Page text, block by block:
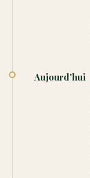
Aujourd'hui